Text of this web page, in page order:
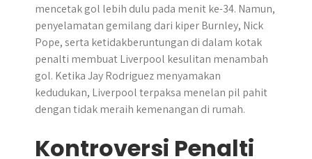
mencetak gol lebih dulu pada menit ke-34. Namun,
penyelamatan gemilang dari kiper Burnley, Nick
Pope, serta ketidakberuntungan di dalam kotak
penalti membuat Liverpool kesulitan menambah
gol. Ketika Jay Rodriguez menyamakan
kedudukan, Liverpool terpaksa menelan pil pahit
dengan tidak meraih kemenangan di rumah.
Kontroversi Penalti